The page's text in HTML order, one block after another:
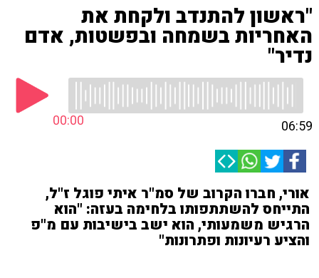
"ראשון להתנדב ולקחת את
האחריות בשמחה ובפשטות, אדם
נדיר"
00:00 06:59
אורי, חברו הקרוב של סמ"ר איתי פוגל ז"ל,
התייחס להשתתפותו בלחימה בעזה: "הוא
הרגיש משמעותי, הוא ישב בישיבות עם מ"פ
והציע רעיונות ופתרונות"